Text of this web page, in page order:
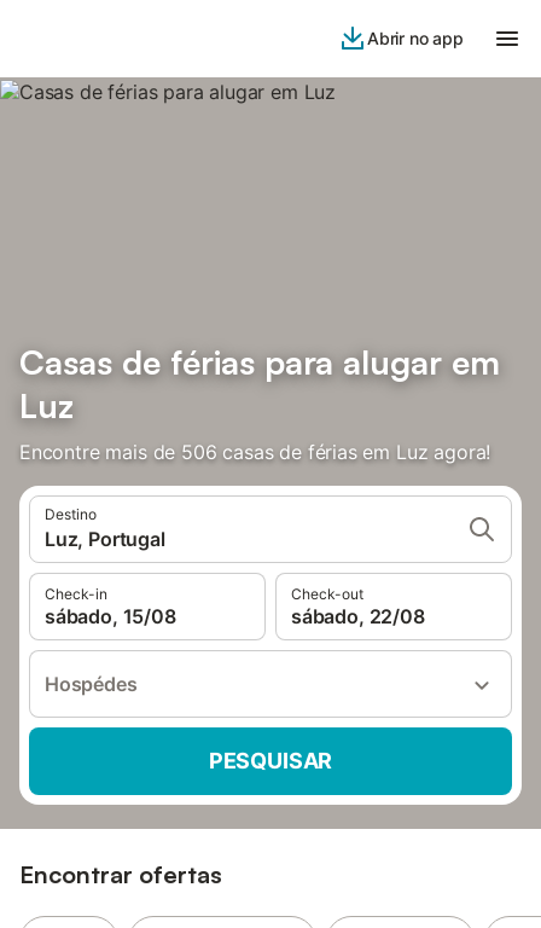
Abrir no app
Casas de férias para alugar em
Luz
Encontre mais de 506 casas de férias em Luz agora!
Destino
Luz, Portugal
Check-in
sábado, 15/08
Check-out
sábado, 22/08
Hospédes
PESQUISAR
Encontrar ofertas